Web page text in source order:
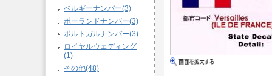
ベルギーナンバー(3)
ポーランドナンバー(3)
ポルトガルナンバー(3)
ロイヤルウェディング
(1)
その他(48)